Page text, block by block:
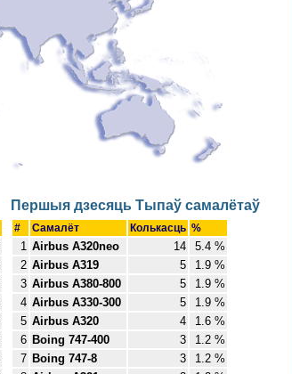
Першыя дзесяць Тыпаў самалётаў
# Самалёт Колькасць %
1 Airbus A320neo 14
5.4 %
2 Airbus A319 5
1.9 %
3 Airbus A380-800 5
1.9 %
4 Airbus A330-300 5
1.9 %
5 Airbus A320 4
1.6 %
6 Boing 747-400 3
1.2 %
7 Boing 747-8 3
1.2 %